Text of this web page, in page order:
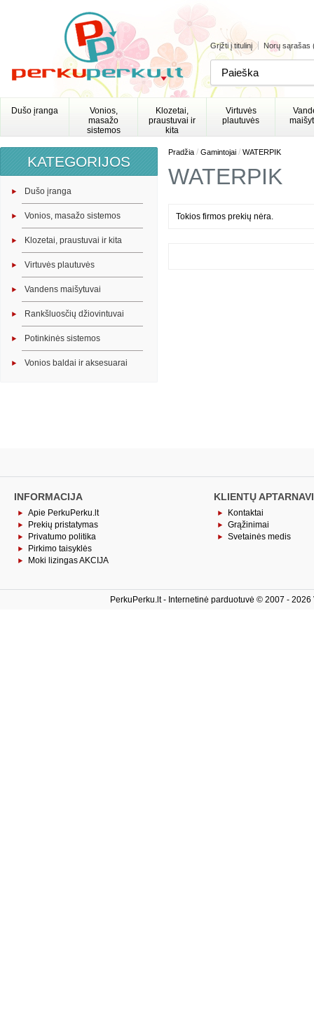
Grįžti į titulinį Norų sąrašas
Dušo įranga
Vonios,
masažo
sistemos
Klozetai,
praustuvai ir
kita
Virtuvės
plautuvės
KATEGORIJOS
Dušo įranga
Vonios, masažo sistemos
Klozetai, praustuvai ir kita
Virtuvės plautuvės
Vandens maišytuvai
Rankšluosčių džiovintuvai
Potinkinės sistemos
Vonios baldai ir aksesuarai
Pradžia / Gamintojai / WATERPIK
WATERPIK
Tokios firmos prekių nėra.
INFORMACIJA
Apie PerkuPerku.lt
Prekių pristatymas
Privatumo politika
Pirkimo taisyklės
Moki lizingas AKCIJA
KLIENTŲ
Kontaktai
Grąžinimai
Svetainės medis
PerkuPerku.lt - Internetinė parduotuvė © 2007 -